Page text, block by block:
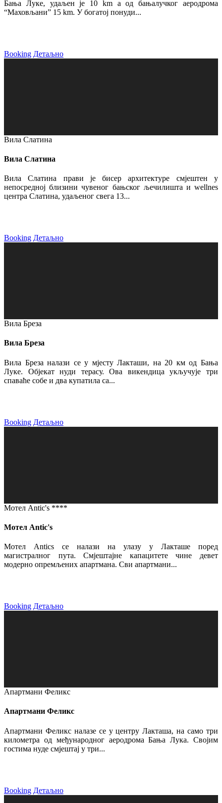
Бања Луке, удаљен је 10 km а од бањалучког аеродрома
“Маховљани” 15 km. У богатој понуди...
Booking Детаљно
Вила Слатина
Вила Слатина
Вила Слатина прави је бисер архитектуре смјештен у
непосредној близини чувеног бањског љечилишта и wellnes
центра Слатина, удаљеног свега 13...
Booking Детаљно
Вила Бреза
Вила Бреза
Вила Бреза налази се у мјесту Лакташи, на 20 км од Бања
Луке. Објекат нуди терасу. Ова викендица укључује три
спаваће собе и два купатила са...
Booking Детаљно
Мотел Antic's ****
Мотел Antic's
Мотел Antics се налази на улазу у Лакташе поред
магистралног пута. Смјештајне капацитете чине девет
модерно опремљених апартмана. Сви апартмани...
Booking Детаљно
Апартмани Феликс
Апартмани Феликс
Апартмани Феликс налазе се у центру Лакташа, на само три
километра од међународног аеродрома Бања Лука. Својим
гостима нуде смјештај у три...
Booking Детаљно